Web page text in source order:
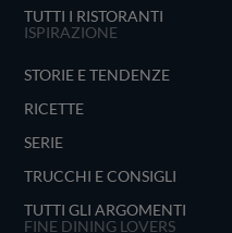
TUTTI I RISTORANTI
ISPIRAZIONE
STORIE E TENDENZE
RICETTE
SERIE
TRUCCHI E CONSIGLI
TUTTI GLI ARGOMENTI
FINE DINING LOVERS